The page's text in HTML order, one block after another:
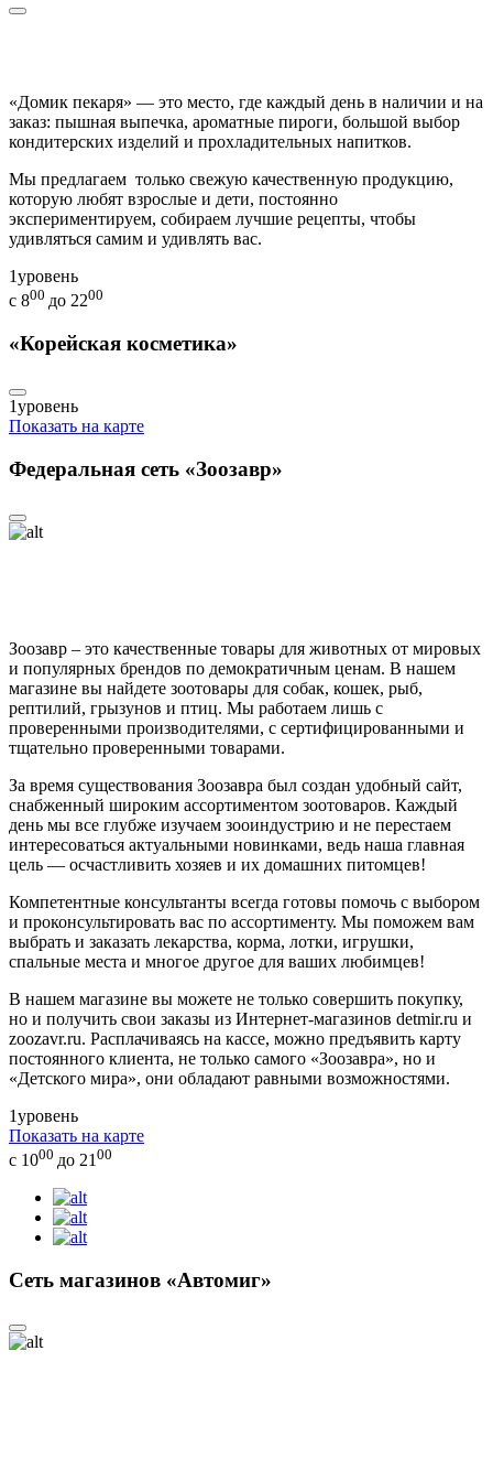
«Домик пекаря» — это место, где каждый день в наличии и на
заказ: пышная выпечка, ароматные пироги, большой выбор
кондитерских изделий и прохладительных напитков.
Мы предлагаем только свежую качественную продукцию,
которую любят взрослые и дети, постоянно
экспериментируем, собираем лучшие рецепты, чтобы
удивляться самим и удивлять вас.
1уровень
с 800 до 2200
«Корейская косметика»
1уровень
Показать на карте
Федеральная сеть «Зоозавр»
Зоозавр – это качественные товары для животных от мировых
и популярных брендов по демократичным ценам. В нашем
магазине вы найдете зоотовары для собак, кошек, рыб,
рептилий, грызунов и птиц. Мы работаем лишь с
проверенными производителями, с сертифицированными и
тщательно проверенными товарами.
За время существования Зоозавра был создан удобный сайт,
снабженный широким ассортиментом зоотоваров. Каждый
день мы все глубже изучаем зооиндустрию и не перестаем
интересоваться актуальными новинками, ведь наша главная
цель — осчастливить хозяев и их домашних питомцев!
Компетентные консультанты всегда готовы помочь с выбором
и проконсультировать вас по ассортименту. Мы поможем вам
выбрать и заказать лекарства, корма, лотки, игрушки,
спальные места и многое другое для ваших любимцев!
В нашем магазине вы можете не только совершить покупку,
но и получить свои заказы из Интернет-магазинов detmir.ru и
zoozavr.ru. Расплачиваясь на кассе, можно предъявить карту
постоянного клиента, не только самого «Зоозавра», но и
«Детского мира», они обладают равными возможностями.
1уровень
Показать на карте
с 1000 до 21 00
Сеть магазинов «Автомиг»